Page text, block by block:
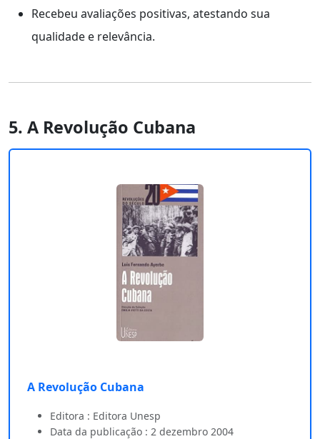
Recebeu avaliações positivas, atestando sua
qualidade e relevância.
5. A Revolução Cubana
A Revolução Cubana
Editora : Editora Unesp
Data da publicação : 2 dezembro 2004